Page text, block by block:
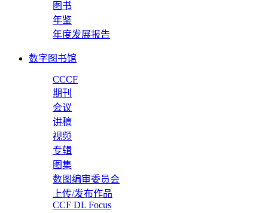
图书
年鉴
年度发展报告
数字图书馆
CCCF
期刊
会议
讲稿
视频
专辑
图集
数图编审委员会
上传/发布作品
CCF DL Focus